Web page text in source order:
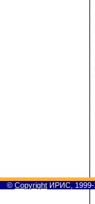
© Copyright ИРИС, 1999-